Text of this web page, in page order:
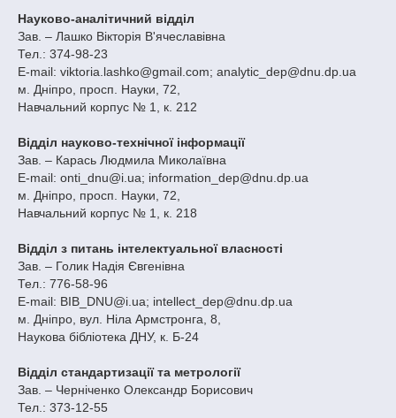
Науково-аналітичний відділ
Зав. – Лашко Вікторія В'ячеславівна
Тел.: 374-98-23
E-mail: viktoria.lashko@gmail.com; analytic_dep@dnu.dp.ua
м. Дніпро, просп. Науки, 72,
Навчальний корпус № 1, к. 212
Відділ науково-технічної інформації
Зав. – Карась Людмила Миколаївна
E-mail: onti_dnu@i.ua; information_dep@dnu.dp.ua
м. Дніпро, просп. Науки, 72,
Навчальний корпус № 1, к. 218
Відділ з питань інтелектуальної власності
Зав. – Голик Надія Євгенівна
Тел.: 776-58-96
E-mail: BIB_DNU@i.ua; intellect_dep@dnu.dp.ua
м. Дніпро, вул. Ніла Армстронга, 8,
Наукова бібліотека ДНУ, к. Б-24
Відділ стандартизації та метрології
Зав. – Черніченко Олександр Борисович
Тел.: 373-12-55